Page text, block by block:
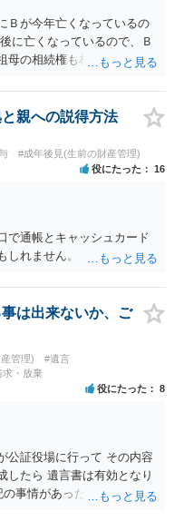
Ｂが今年亡くなっているの
に亡くなっているので、Ｂ
母の相続権も相続すること
るＥは常にＢの相続人とな
親への説得方法
#成年後見(生前の財産管理)
役にたった 16
で通帳とキャッシュカード
れません。
は出来ないか、ご
管理)
#遺言
・放棄
役にたった 8
公証役場に行って その内容
したら 遺言書は有効となり
事情があったことが証明で